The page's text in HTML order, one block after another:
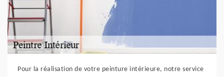
Pour la réalisation de votre peinture intérieure, notre service